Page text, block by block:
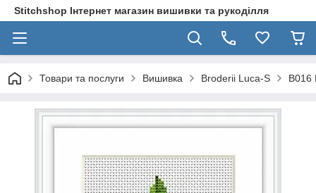
Stitchshop Інтернет магазин вишивки та рукоділля
Товари та послуги Вишивка Broderii Luca-S B016